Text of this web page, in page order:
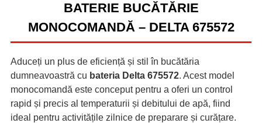
BATERIE BUCĂTĂRIE
MONOCOMANDĂ – DELTA 675572
Aduceți un plus de eficiență și stil în bucătăria
dumneavoastră cu bateria Delta 675572. Acest model
monocomandă este conceput pentru a oferi un control
rapid și precis al temperaturii și debitului de apă, fiind
ideal pentru activitățile zilnice de preparare și curățare.